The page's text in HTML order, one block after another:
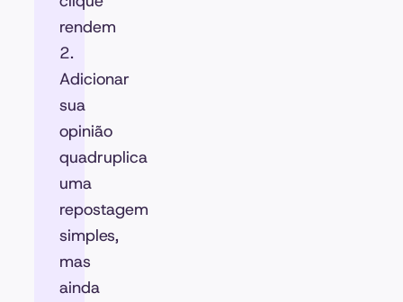
rendem
2.
Adicionar
sua
opinião
quadruplica
uma
repostagem
simples,
mas
ainda